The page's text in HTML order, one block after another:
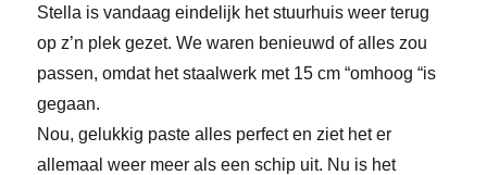
Stella is vandaag eindelijk het stuurhuis weer terug
op z’n plek gezet. We waren benieuwd of alles zou
passen, omdat het staalwerk met 15 cm “omhoog “is
gegaan.
Nou, gelukkig paste alles perfect en ziet het er
allemaal weer meer als een schip uit. Nu is het